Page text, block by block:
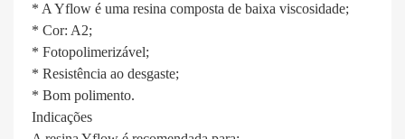
* A Yflow é uma resina composta de baixa viscosidade;
* Cor: A2;
* Fotopolimerizável;
* Resistência ao desgaste;
* Bom polimento.
Indicações